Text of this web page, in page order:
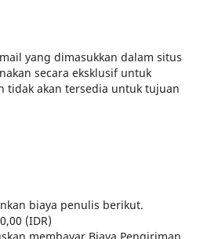
yang dimasukkan dalam situs
secara eksklusif untuk
tidak akan tersedia untuk tujuan
biaya penulis berikut.
(IDR)